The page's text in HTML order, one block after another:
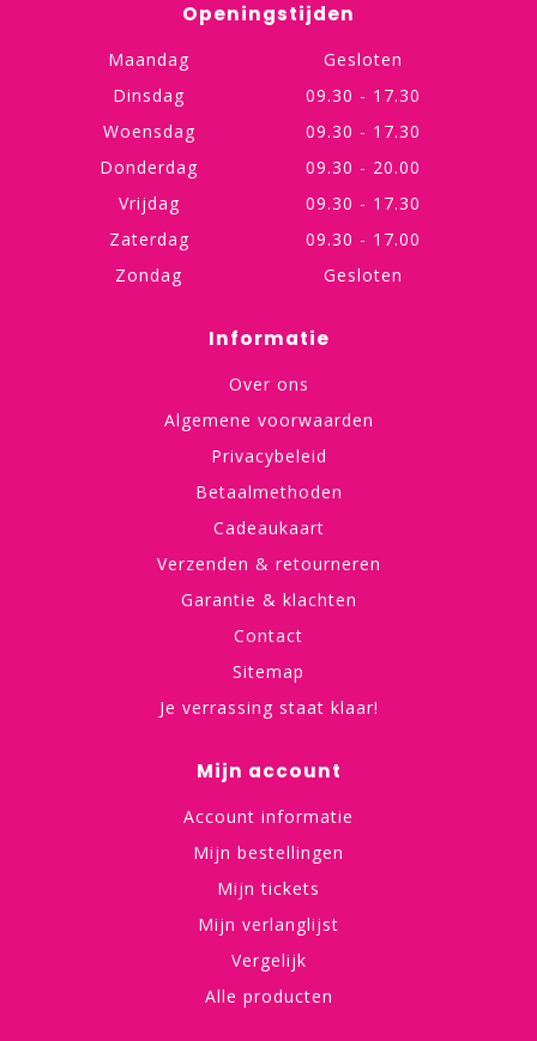
Openingstijden
Maandag
Gesloten
Dinsdag
09.30 - 17.30
Woensdag
09.30 - 17.30
Donderdag
09.30 - 20.00
Vrijdag
09.30 - 17.30
Zaterdag
09.30 - 17.00
Zondag
Gesloten
Informatie
Over ons
Algemene voorwaarden
Privacybeleid
Betaalmethoden
Cadeaukaart
Verzenden & retourneren
Garantie & klachten
Contact
Sitemap
Je verrassing staat klaar!
Mijn account
Account informatie
Mijn bestellingen
Mijn tickets
Mijn verlanglijst
Vergelijk
Alle producten